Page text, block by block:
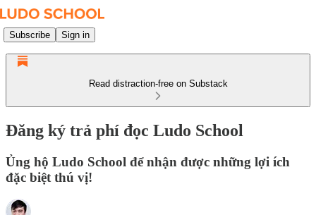
Subscribe Sign in
Read distraction-free on Substack
Đăng ký trả phí đọc Ludo School
Ủng hộ Ludo School để nhận được những lợi ích
đặc biệt thú vị!